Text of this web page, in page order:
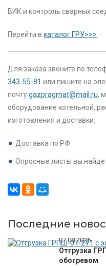
ВИК и контроль сварных
Перейти в каталог ГРУ>>>
Для заказа звоните по
343-55-81 или пишите на
почтуgazpragmat@mail.ru,
оборудование котельной,
изготовления и доставки.
Доставка по РФ
Опросные листы вы
Последние
07.08.2026
Отгрузка
обогревом